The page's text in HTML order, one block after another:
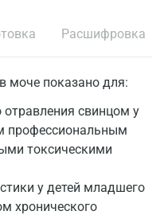
Расшифровка
моче показано для:
отравления свинцом у
профессиональным
токсическими
у детей младшего
хронического